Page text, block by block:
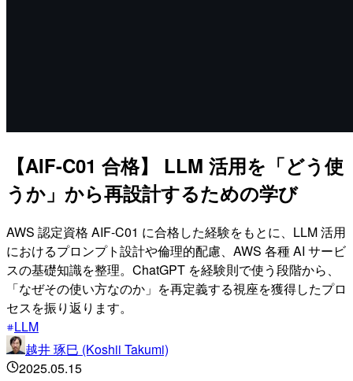
【AIF-C01 合格】 LLM 活用を「どう使
うか」から再設計するための学び
AWS 認定資格 AIF-C01 に合格した経験をもとに、LLM 活用
におけるプロンプト設計や倫理的配慮、AWS 各種 AI サービ
スの基礎知識を整理。ChatGPT を経験則で使う段階から、
「なぜその使い方なのか」を再定義する視座を獲得したプロ
セスを振り返ります。
LLM
越井 琢巳 (Koshii Takumi)
2025.05.15